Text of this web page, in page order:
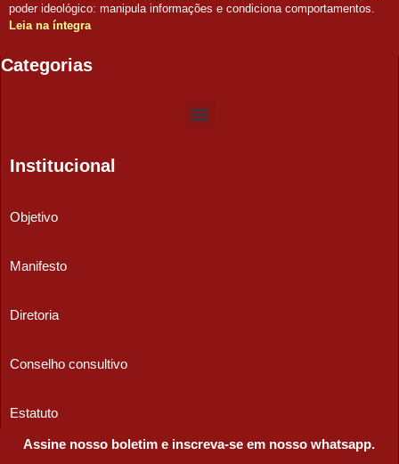
poder ideológico: manipula informações e condiciona comportamentos.
Leia na íntegra
Categorias
Institucional
Objetivo
Manifesto
Diretoria
Conselho consultivo
Estatuto
Assine nosso boletim e inscreva-se em nosso whatsapp.